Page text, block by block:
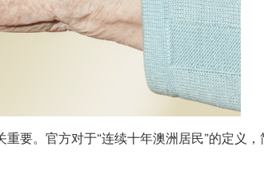
要。官方对于“连续十年澳洲居民”的定义